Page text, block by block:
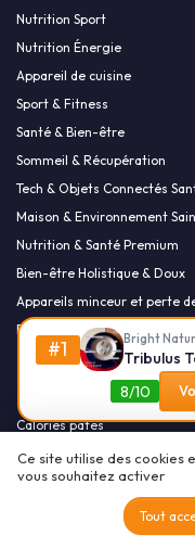
#1 Bright
8/10
Nutrition Sport
Nutrition Énergie
Appareil de cuisine
Sport & Fitness
Santé & Bien-être
Sommeil & Récupération
Tech & Objets Connectés
Maison & Environnement Sain
Nutrition & Santé Premium
Bien-être Holistique & Doux
Appareils minceur et perte
Bien-être thermique
Calories pâtes
Perdez du poids avec le
Téléchargez gratuitement
Les flocons d'avoine le soir :
Ce site utilise des cookies
vous souhaitez activer
Tout